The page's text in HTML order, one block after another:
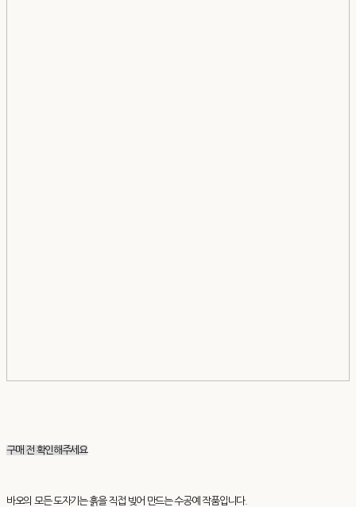
구매 전 확인해주세요
바오의 모든 도자기는 흙을 직접 빚어 만드는 수공예 작품입니다.